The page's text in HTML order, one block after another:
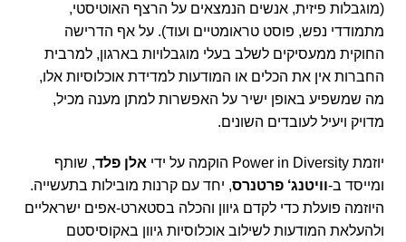
(מוגבלות פיזית, אנשים הנמצאים על הרצף האוטיסטי,
מתמודדי נפש, פוסט טראומטיים ועוד). על אף הדרישה
החוקית ממעסיקים לשלב בעלי מוגבלויות בארגון, למרבית
החברות אין את הכלים או המודעות למדידת אוכלוסיות אלו,
מה שמשפיע באופן ישיר על האפשרות למתן מענה מכיל,
מדויק ויעיל לעובדים השונים.
יוזמת Power in Diversity הוקמה על ידי אלן פלד, שותף
ומייסד ב-וויטנג‘ פרטנרס, יחד עם קרנות מובילות בתעשייה.
היוזמה פועלת כדי לקדם גיוון והכלה בסטארט-אפים ישראליים
ולהעלאת המודעות לשילוב אוכלוסיות גיוון באקוסיסטם